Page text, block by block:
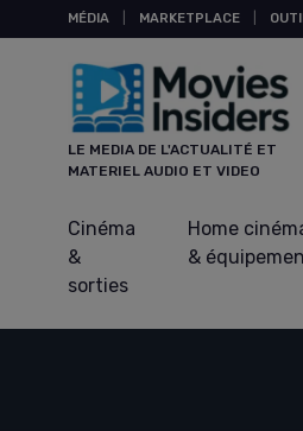
MÉDIA MARKETPLACE
LE MEDIA DE L'ACTUALITÉ ET
MATERIEL AUDIO ET VIDEO
Cinéma
&
sorties
Home
&
Panneau de gestion des cookies